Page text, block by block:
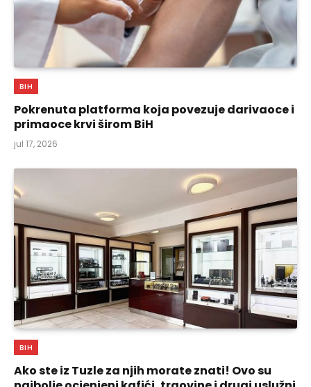
BIH
Pokrenuta platforma koja povezuje darivaoce i
primaoce krvi širom BiH
jul 17, 2026
BIH
Ako ste iz Tuzle za njih morate znati! Ovo su